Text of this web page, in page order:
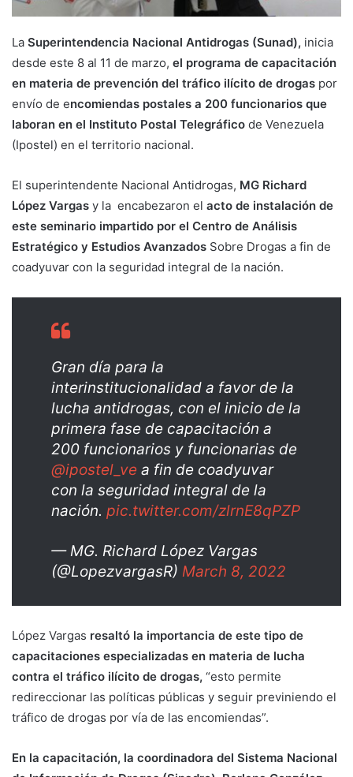
La Superintendencia Nacional Antidrogas (Sunad), inicia
desde este 8 al 11 de marzo, el programa de capacitación
en materia de prevención del tráfico ilícito de drogas por
envío de encomiendas postales a 200 funcionarios que
laboran en el Instituto Postal Telegráfico de Venezuela
(Ipostel) en el territorio nacional.
El superintendente Nacional Antidrogas, MG Richard
López Vargas y la encabezaron el acto de instalación de
este seminario impartido por el Centro de Análisis
Estratégico y Estudios Avanzados Sobre Drogas a fin de
coadyuvar con la seguridad integral de la nación.
Gran día para la
interinstitucionalidad a favor de la
lucha antidrogas, con el inicio de la
primera fase de capacitación a
200 funcionarios y funcionarias de
@ipostel_ve a fin de coadyuvar
con la seguridad integral de la
nación. pic.twitter.com/zlrnE8qPZP
— MG. Richard López Vargas
(@LopezvargasR) March 8, 2022
López Vargas resaltó la importancia de este tipo de
capacitaciones especializadas en materia de lucha
contra el tráfico ilícito de drogas, “esto permite
redireccionar las políticas públicas y seguir previniendo el
tráfico de drogas por vía de las encomiendas”.
En la capacitación, la coordinadora del Sistema Nacional